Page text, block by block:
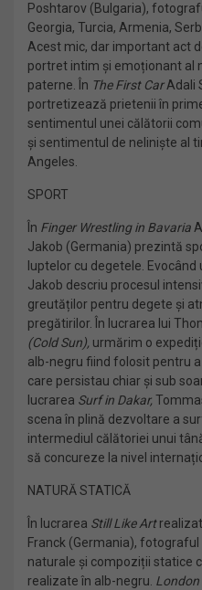
Poshtarov (Bulgaria),
Georgia, Turcia, Armenia,
Acest mic, dar important act
portret intim și emoționant al
paterne. În The First CarAdali
portretizează prietenii în
sentimentul unei călătorii
și sentimentul de neliniște al
Angeles.
SPORT
În Finger Wrestling in Bavaria
Jakob (Germania) prezintă
luptelor cu degetele.
Jakob descriu procesul
greutăților pentru degete și
pregătirilor. În lucrarea lui
(Cold Sun), urmărim o
alb-negru fiind folosit pentru
care persistau chiar și sub
lucrarea Surf in Dakar,
scena în plină dezvoltare a
intermediul călătoriei unui
să concureze la nivel
NATURĂ STATICĂ
În lucrarea Still Like Art
Franck (Germania),
naturale și compoziții statice
realizate în alb-negru. London